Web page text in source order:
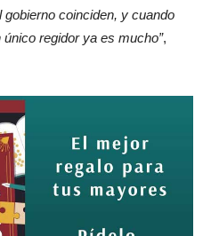
coinciden, y cuando
regidor ya es mucho”,